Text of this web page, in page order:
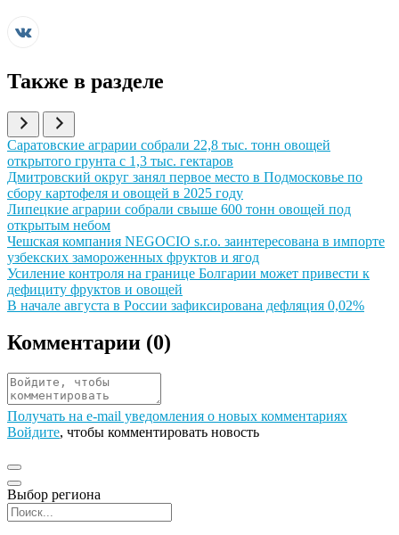
Также в разделе
Иллюстрация новости
Саратовские аграрии собрали 22,8 тыс. тонн овощей
открытого грунта с 1,3 тыс. гектаров
Иллюстрация новости
Дмитровский округ занял первое место в Подмосковье по
сбору картофеля и овощей в 2025 году
Иллюстрация новости
Липецкие аграрии собрали свыше 600 тонн овощей под
открытым небом
Иллюстрация новости
Чешская компания NEGOCIO s.r.o. заинтересована в импорте
узбекских замороженных фруктов и ягод
Иллюстрация новости
Усиление контроля на границе Болгарии может привести к
дефициту фруктов и овощей
Иллюстрация новости
В начале августа в России зафиксирована дефляция 0,02%
Комментарии (0)
Получать на e‑mail уведомления о новых комментариях
Войдите, чтобы комментировать новость
Выбор региона